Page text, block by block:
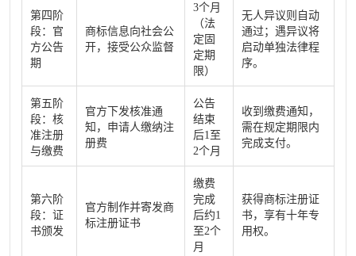
第四阶
段：官
方公告
期
商标信息向社会公
开，接受公众监督
3个月
（法
定固
定期
限）
无人异议则自动
通过；遇异议将
启动单独法律程
序。
第五阶
段：核
准注册
与缴费
官方下发核准通
知，申请人缴纳注
册费
公告
结束
后1至
2个月
收到缴费通知，
需在规定期限内
完成支付。
第六阶
段：证
书颁发
官方制作并寄发商
标注册证书
缴费
完成
后约1
至2个
月
获得商标注册证
书，享有十年专
用权。